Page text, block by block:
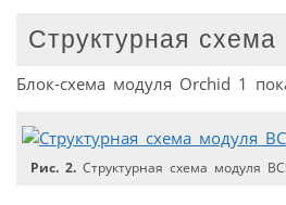
Структурная схема
Блок-схема модуля Orchid 1
Рис. 2. Структурная схема модуля